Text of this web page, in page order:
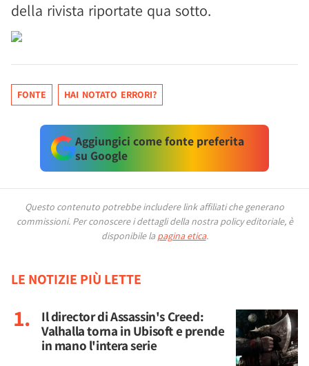
della rivista riportate qua sotto.
FONTE HAI NOTATO ERRORI?
Aggiungici come fonte preferita
su Google
Questo contenuto potrebbe includere link affiliati che generano
commissioni. Per conoscere i dettagli della nostra policy editoriale, è
disponibile la pagina etica.
LE NOTIZIE PIÙ LETTE
Il director di Assassin's Creed:
Valhalla torna in Ubisoft e prende
in mano l'intera serie